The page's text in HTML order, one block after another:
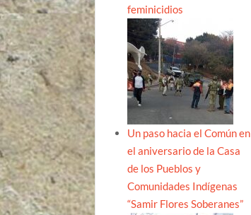
feminicidios
Un paso hacia el Común en
el aniversario de la Casa
de los Pueblos y
Comunidades Indígenas
“Samir Flores Soberanes”